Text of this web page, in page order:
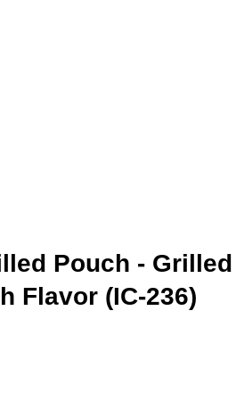
Pouch -
Flavor (IC-236)